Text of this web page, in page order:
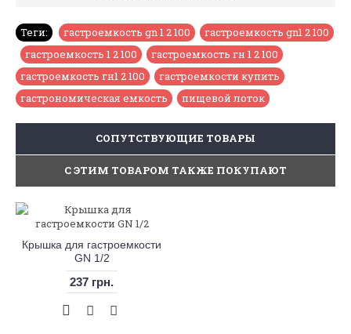
Теги: гастроемкость gn 1 2 100
гастроемкость gn1 2 100
гастроемкость 1 2 100 гастроемкость гн 1 2 100
гастроемкость гн1 2 100
гастроемкости купить
гастрономическая емкость
пищевой лоток
CОПУТСТВУЮЩИЕ ТОВАРЫ
С ЭТИМ ТОВАРОМ ТАКЖЕ ПОКУПАЮТ
Крышка для гастроемкости
GN 1/2
237 грн.